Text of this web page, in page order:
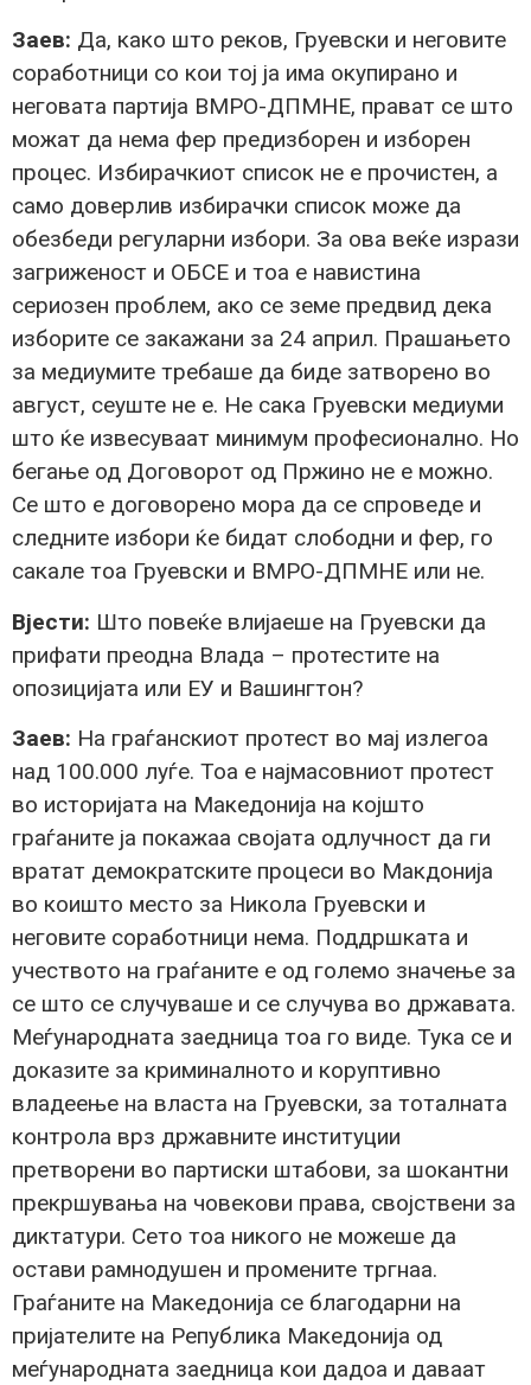
Заев: Да, како што реков, Груевски и неговите
соработници со кои тој ја има окупирано и
неговата партија ВМРО-ДПМНЕ, прават се што
можат да нема фер предизборен и изборен
процес. Избирачкиот список не е прочистен, а
само доверлив избирачки список може да
обезбеди регуларни избори. За ова веќе изрази
загриженост и ОБСЕ и тоа е навистина
сериозен проблем, ако се земе предвид дека
изборите се закажани за 24 април. Прашањето
за медиумите требаше да биде затворено во
август, сеуште не е. Не сака Груевски медиуми
што ќе извесуваат минимум професионално. Но
бегање од Договорот од Пржино не е можно.
Се што е договорено мора да се спроведе и
следните избори ќе бидат слободни и фер, го
сакале тоа Груевски и ВМРО-ДПМНЕ или не.
Вјести: Што повеќе влијаеше на Груевски да
прифати преодна Влада – протестите на
опозицијата или ЕУ и Вашингтон?
Заев: На граѓанскиот протест во мај излегоа
над 100.000 луѓе. Тоа е најмасовниот протест
во историјата на Македонија на којшто
граѓаните ја покажаа својата одлучност да ги
вратат демократските процеси во Макдонија
во коишто место за Никола Груевски и
неговите соработници нема. Поддршката и
учеството на граѓаните е од големо значење за
се што се случуваше и се случува во државата.
Меѓународната заедница тоа го виде. Тука се и
доказите за криминалното и коруптивно
владеење на власта на Груевски, за тоталната
контрола врз државните институции
претворени во партиски штабови, за шокантни
прекршувања на човекови права, својствени за
диктатури. Сето тоа никого не можеше да
остави рамнодушен и промените тргнаа.
Граѓаните на Македонија се благодарни на
пријателите на Република Македонија од
меѓународната заедница кои дадоа и даваат